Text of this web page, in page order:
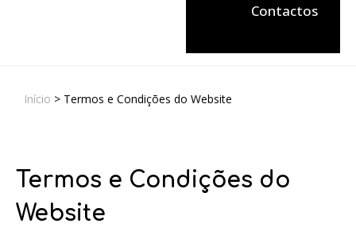
Contactos
Início > Termos e Condições do Website
Termos e Condições do
Website